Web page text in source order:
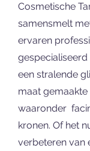
Cosmetische
samensmelt
ervaren
een stralende
maat
waaronder
kronen. Of het
verbeteren van